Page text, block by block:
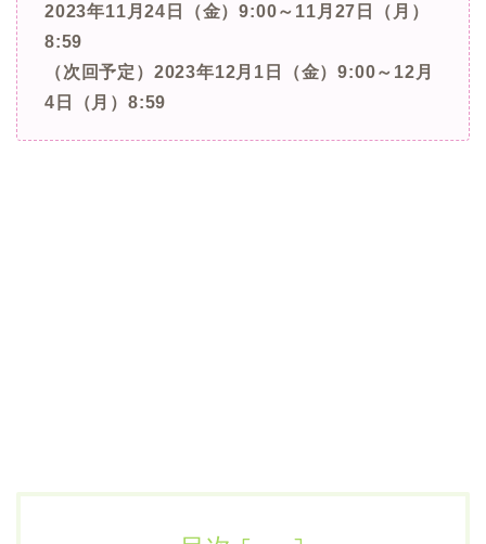
2023年11月24日（金）9:00～11月27日（月）
8:59
（次回予定）2023年12月1日（金）9:00～12月
4日（月）8:59